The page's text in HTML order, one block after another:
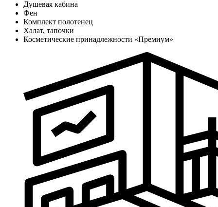
Душевая кабина
Фен
Комплект полотенец
Халат, тапочки
Косметические принадлежности «Премиум»